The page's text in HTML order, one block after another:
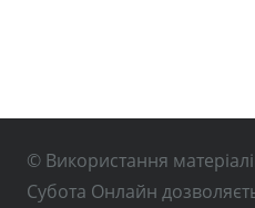
© Використання
Субота Онлайн